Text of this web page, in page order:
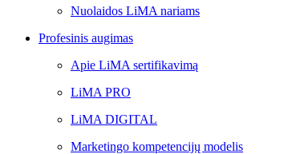
Nuolaidos LiMA nariams
Profesinis augimas
Apie LiMA sertifikavimą
LiMA PRO
LiMA DIGITAL
Marketingo kompetencijų modelis